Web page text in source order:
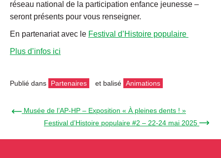
réseau national de la participation enfance jeunesse –
seront présents pour vous renseigner.
En partenariat avec le Festival d’Histoire populaire
Plus d’infos ici
Publié dans Partenaires et balisé Animations
← Musée de l’AP-HP – Exposition « À pleines dents ! »
Festival d’Histoire populaire #2 – 22-24 mai 2025 →